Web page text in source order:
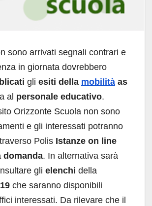
sono arrivati segnali contrari e
in giornata dovrebbero
gli esiti della mobilità as
al personale educativo.
Orizzonte Scuola non sono
e gli interessati potranno
Polis Istanze on line
domanda. In alternativa sarà
gli elenchi della
che saranno disponibili
interessati. Da rilevare che il